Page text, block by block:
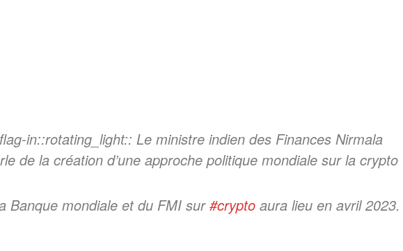
in::rotating_light:: Le ministre indien des Finances Nirmala
de la création d’une approche politique mondiale sur la crypto
Banque mondiale et du FMI sur#crypto aura lieu en avril 2023.